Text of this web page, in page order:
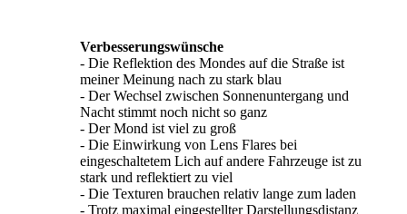
Verbesserungswünsche
- Die Reflektion des Mondes auf die Straße ist
meiner Meinung nach zu stark blau
- Der Wechsel zwischen Sonnenuntergang und
Nacht stimmt noch nicht so ganz
- Der Mond ist viel zu groß
- Die Einwirkung von Lens Flares bei
eingeschaltetem Lich auf andere Fahrzeuge ist zu
stark und reflektiert zu viel
- Die Texturen brauchen relativ lange zum laden
- Trotz maximal eingestellter Darstellungsdistanz